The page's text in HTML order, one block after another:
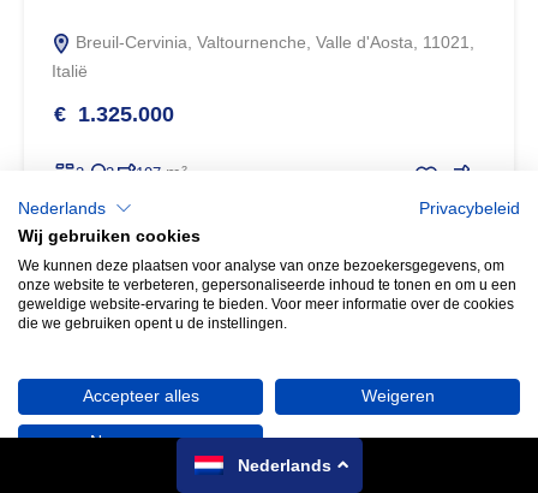
Breuil-Cervinia, Valtournenche, Valle d'Aosta, 11021,
Italië
€ 1.325.000
3 3 197 m²
Zoeken
Nederlands
Nederlands
Privacybeleid
Wij gebruiken cookies
We kunnen deze plaatsen voor analyse van onze bezoekersgegevens, om
onze website te verbeteren, gepersonaliseerde inhoud te tonen en om u een
geweldige website-ervaring te bieden. Voor meer informatie over de cookies
die we gebruiken opent u de instellingen.
Accepteer alles Weigeren
Nee, pas aan